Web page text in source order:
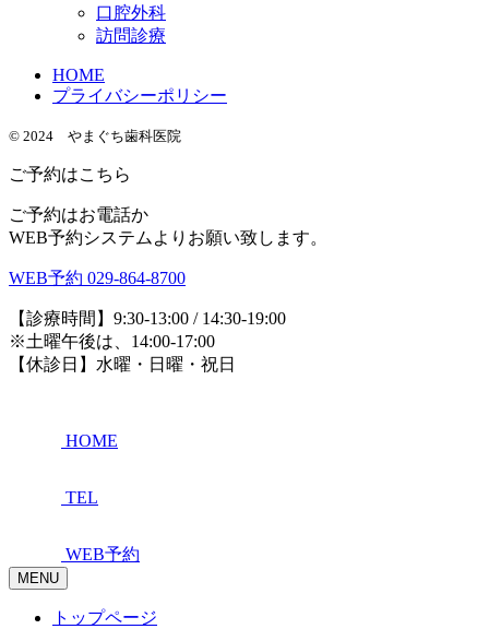
口腔外科
訪問診療
HOME
プライバシーポリシー
© 2024 やまぐち歯科医院
ご予約はこちら
ご予約はお電話か
WEB予約システムよりお願い致します。
WEB予約 029-864-8700
【診療時間】9:30-13:00 / 14:30-19:00
※土曜午後は、14:00-17:00
【休診日】水曜・日曜・祝日
HOME
TEL
WEB予約
MENU
トップページ